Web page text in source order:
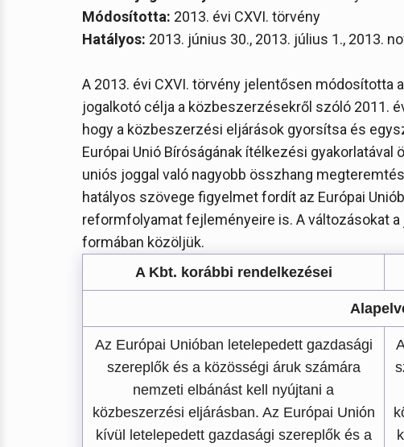
Módosította: 2013. évi CXVI. törvény
Hatályos: 2013. június 30., 2013. július 1., 2013.
A 2013. évi CXVI. törvény jelentősen módosította
jogalkotó célja a közbeszerzésekről szóló 2011.
hogy a közbeszerzési eljárások gyorsítsa és
Európai Unió Bíróságának ítélkezési
uniós joggal való nagyobb összhang
hatályos szövege figyelmet fordít az Európai
reformfolyamat fejleményeire is. A változásokat
formában közöljük.
A Kbt. korábbi rendelkezései
Az Európai Unióban letelepedett gazdasági
szereplők és a közösségi áruk számára
nemzeti elbánást kell nyújtani a
közbeszerzési eljárásban. Az Európai Unión
kívül letelepedett gazdasági szereplők és a